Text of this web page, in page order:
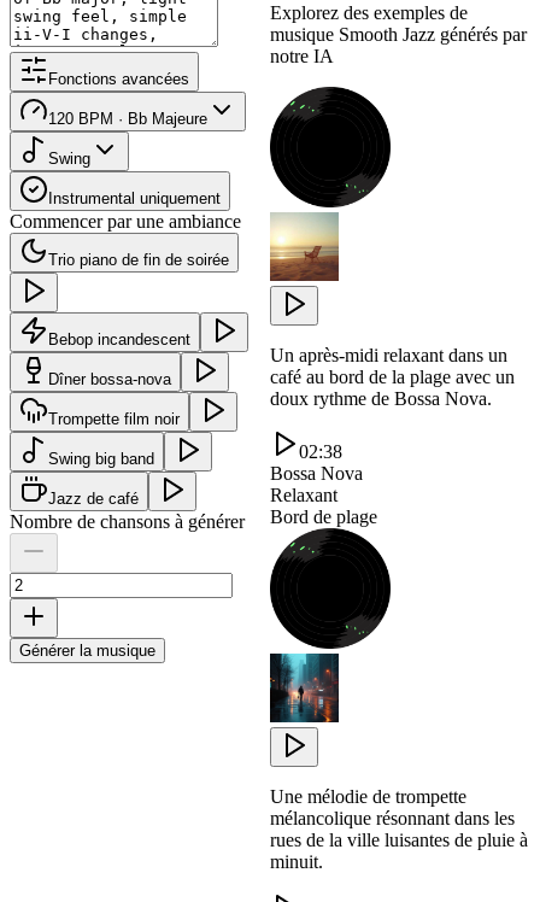
Fonctions avancées
120 BPM · Bb Majeure
Swing
Instrumental uniquement
Commencer par une ambiance
Trio piano de fin de soirée
Bebop incandescent
Dîner bossa-nova
Trompette film noir
Swing big band
Jazz de café
Nombre de chansons à générer
Générer la musique
Explorez des exemples de
musique Smooth Jazz générés par
notre IA
Un après-midi relaxant dans un
café au bord de la plage avec un
doux rythme de Bossa Nova.
02:38
Bossa Nova
Relaxant
Bord de plage
Une mélodie de trompette
mélancolique résonnant dans les
rues de la ville luisantes de pluie à
minuit.